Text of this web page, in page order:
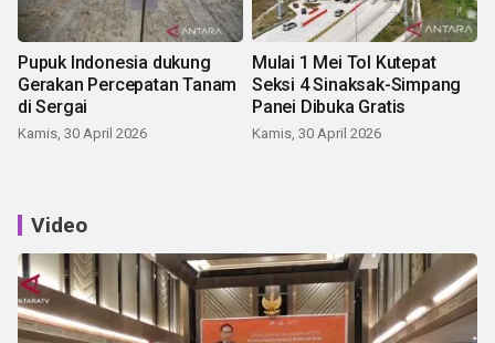
Pupuk Indonesia dukung
Gerakan Percepatan Tanam
di Sergai
Kamis, 30 April 2026
Mulai 1 Mei Tol Kutepat
Seksi 4 Sinaksak-Simpang
Panei Dibuka Gratis
Kamis, 30 April 2026
Video